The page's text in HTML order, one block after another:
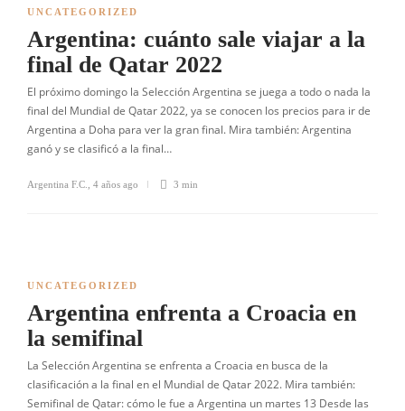
UNCATEGORIZED
Argentina: cuánto sale viajar a la
final de Qatar 2022
El próximo domingo la Selección Argentina se juega a todo o nada la
final del Mundial de Qatar 2022, ya se conocen los precios para ir de
Argentina a Doha para ver la gran final. Mira también: Argentina
ganó y se clasificó a la final…
Argentina F.C. 4 años ago 3 min
UNCATEGORIZED
Argentina enfrenta a Croacia en
la semifinal
La Selección Argentina se enfrenta a Croacia en busca de la
clasificación a la final en el Mundial de Qatar 2022. Mira también:
Semifinal de Qatar: cómo le fue a Argentina un martes 13 Desde las